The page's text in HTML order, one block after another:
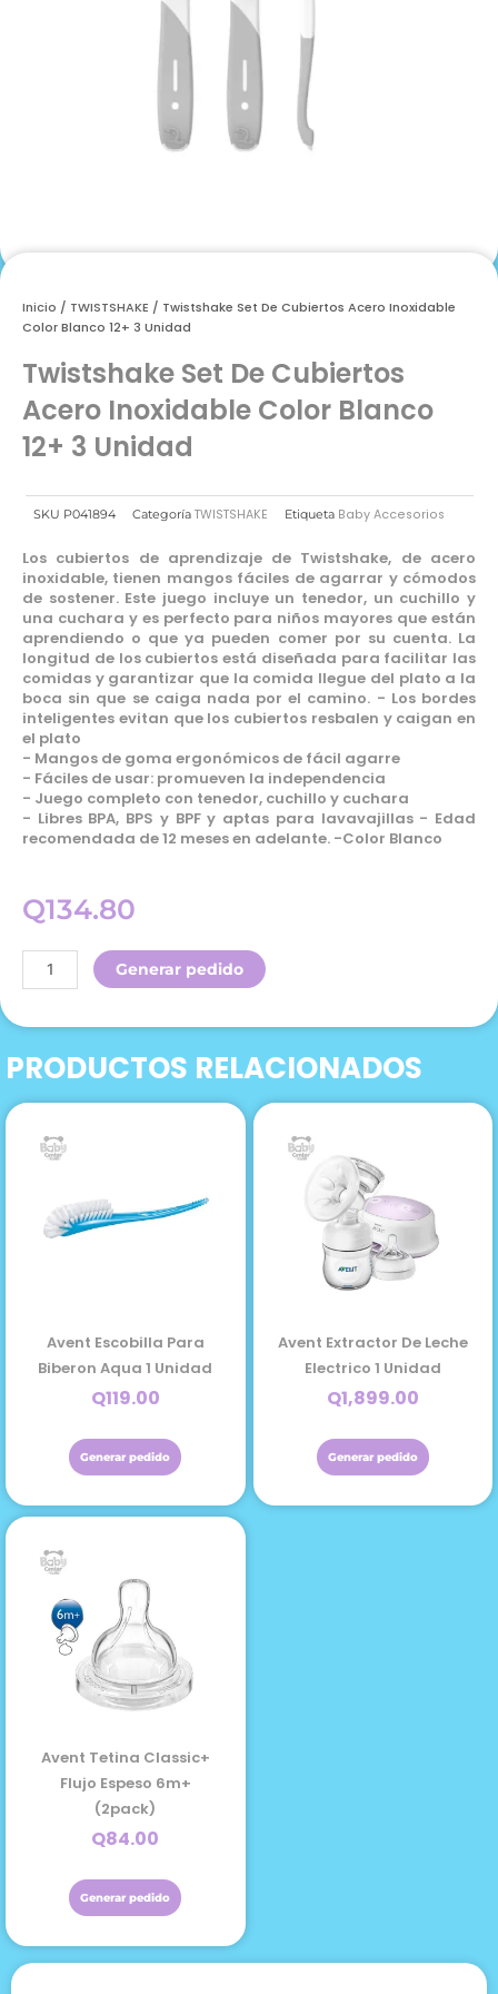
Inicio / TWISTSHAKE / Twistshake Set De Cubiertos Acero Inoxidable
Color Blanco 12+ 3 Unidad
Twistshake Set De Cubiertos
Acero Inoxidable Color Blanco
12+ 3 Unidad
SKU P041894 Categoría TWISTSHAKE Etiqueta Baby Accesorios
Los cubiertos de aprendizaje de Twistshake, de acero
inoxidable, tienen mangos fáciles de agarrar y cómodos
de sostener. Este juego incluye un tenedor, un cuchillo y
una cuchara y es perfecto para niños mayores que están
aprendiendo o que ya pueden comer por su cuenta. La
longitud de los cubiertos está diseñada para facilitar las
comidas y garantizar que la comida llegue del plato a la
boca sin que se caiga nada por el camino. -︎ Los bordes
inteligentes evitan que los cubiertos resbalen y caigan en
el plato
-︎ Mangos de goma ergonómicos de fácil agarre
-︎ Fáciles de usar: promueven la independencia
-︎ Juego completo con tenedor, cuchillo y cuchara
-︎ Libres BPA, BPS y BPF y aptas para lavavajillas -︎ Edad
recomendada de 12 meses en adelante. -︎Color Blanco
Q134.80
Twistshake
Set
Acero
Blanco
Unidad
cantidad
Generar pedido
PRODUCTOS RELACIONADOS
Avent Escobilla Para
Biberon Aqua 1 Unidad
Q119.00
Generar pedido
Avent Extractor De Leche
Electrico 1 Unidad
Q1,899.00
Generar pedido
Avent Tetina Classic+
Flujo Espeso 6m+
(2pack)
Q84.00
Generar pedido